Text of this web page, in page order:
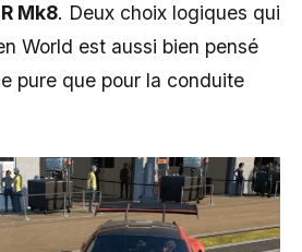
Mk8. Deux choix logiques qui
World est aussi bien pensé
pure que pour la conduite